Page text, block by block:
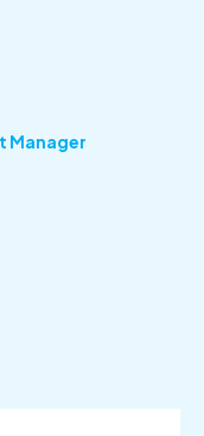
Manager